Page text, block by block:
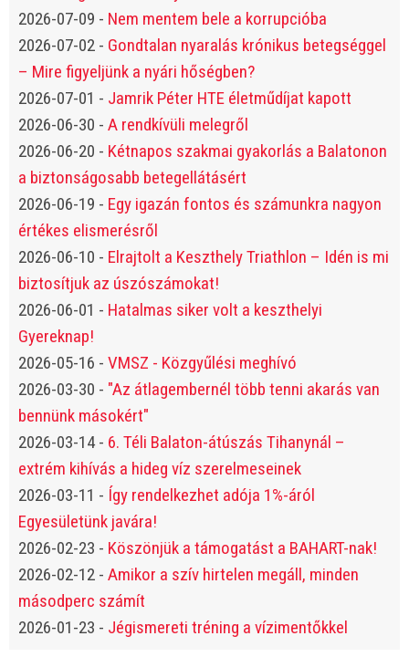
2026-07-09 - Nem mentem bele a korrupcióba
2026-07-02 - Gondtalan nyaralás krónikus betegséggel
– Mire figyeljünk a nyári hőségben?
2026-07-01 - Jamrik Péter HTE életműdíjat kapott
2026-06-30 - A rendkívüli melegről
2026-06-20 - Kétnapos szakmai gyakorlás a Balatonon
a biztonságosabb betegellátásért
2026-06-19 - Egy igazán fontos és számunkra nagyon
értékes elismerésről
2026-06-10 - Elrajtolt a Keszthely Triathlon – Idén is mi
biztosítjuk az úszószámokat!
2026-06-01 - Hatalmas siker volt a keszthelyi
Gyereknap!
2026-05-16 - VMSZ - Közgyűlési meghívó
2026-03-30 - "Az átlagembernél több tenni akarás van
bennünk másokért"
2026-03-14- 6. Téli Balaton-átúszás Tihanynál –
extrém kihívás a hideg víz szerelmeseinek
2026-03-11 - Így rendelkezhet adója 1%-áról
Egyesületünk javára!
2026-02-23 - Köszönjük a támogatást a BAHART-nak!
2026-02-12 - Amikor a szív hirtelen megáll, minden
másodperc számít
2026-01-23 - Jégismereti tréning a vízimentőkkel